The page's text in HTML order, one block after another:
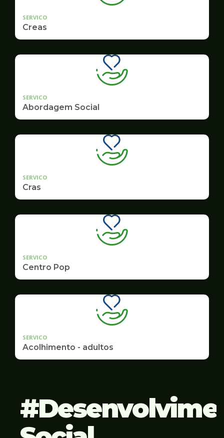
SERVICO
Creas
SERVICO
Abordagem Social
SERVICO
Cras
SERVICO
Centro Pop
SERVICO
Acolhimento - adultos